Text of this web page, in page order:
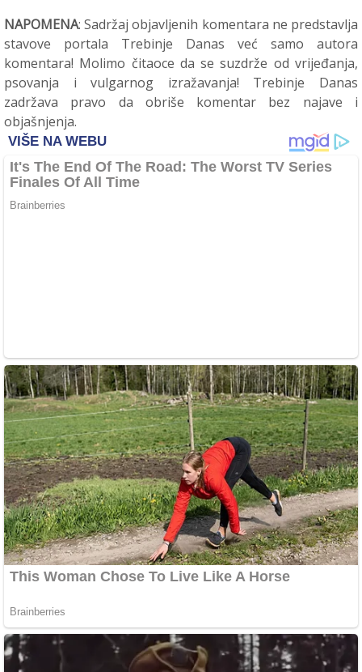
NAPOMENA: Sadržaj objavljenih komentara ne predstavlja
stavove portala Trebinje Danas već samo autora
komentara! Molimo čitaoce da se suzdrže od vrijeđanja,
psovanja i vulgarnog izražavanja! Trebinje Danas
zadržava pravo da obriše komentar bez najave i
objašnjenja.